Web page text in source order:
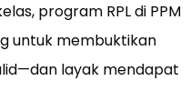
program RPL di PPM
untuk membuktikan
layak mendapat